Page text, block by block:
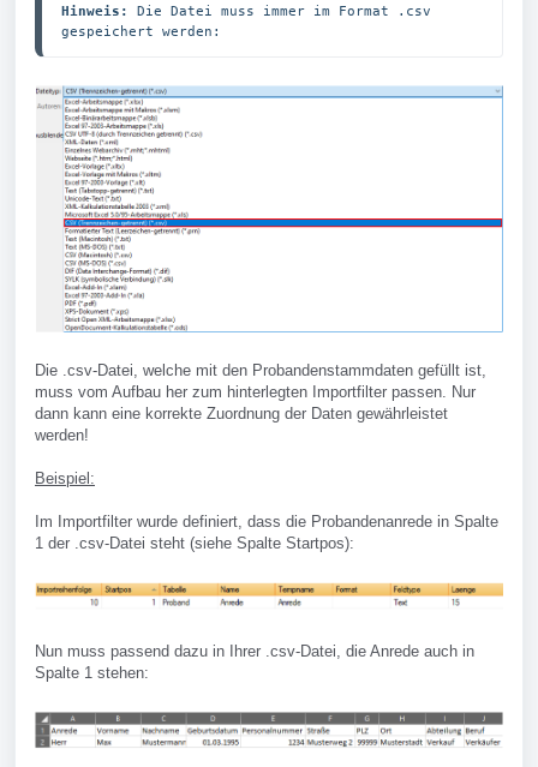
Hinweis:
Die Datei muss immer im Format .csv
gespeichert werden:
Die .csv-Datei, welche mit den Probandenstammdaten gefüllt ist,
muss vom Aufbau her zum hinterlegten Importfilter passen. Nur
dann kann eine korrekte Zuordnung der Daten gewährleistet
werden!
Beispiel:
Im Importfilter wurde definiert, dass die Probandenanrede in Spalte
1 der .csv-Datei steht (siehe Spalte Startpos):
Nun muss passend dazu in Ihrer .csv-Datei, die Anrede auch in
Spalte 1 stehen: